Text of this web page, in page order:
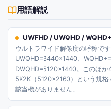
用語解説
UWFHD / UWQHD /
ウルトラワイド解像度の呼称で
UWQHD=3440×1440、
DWQHD=5120×1440。このほか
5K2K（5120×2160）という規
該当機がありません。